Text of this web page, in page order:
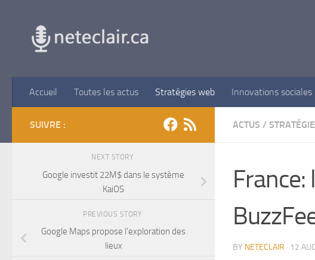
Accueil Toutes les actus Stratégies web Innovations sociales
ACTUS /
BY NETECLAIR · 12
SUIVRE :
NEXT STORY
Google investit 22M$ dans le système
KaiOS
PREVIOUS STORY
Google Maps propose l’exploration des
lieux